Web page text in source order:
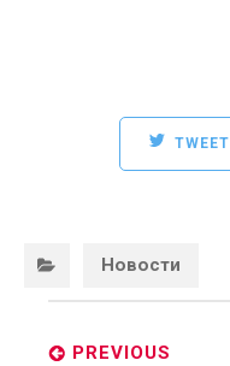
TWEET
Новости
navigation
PREVIOUS